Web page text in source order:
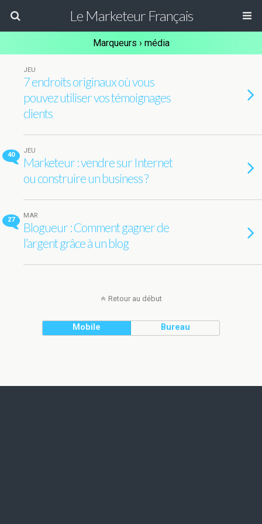
Le Marketeur Français
Marqueurs › média
JEU
7 endroits originaux où vous
pouvez utiliser vos témoignages
clients
40
JEU
Marketeur : vendre sur Internet
ou construire un business ?
27
MAR
Blogueur : Comment gagner de
l’argent grâce à un blog
Retour au début
Mobile Bureau